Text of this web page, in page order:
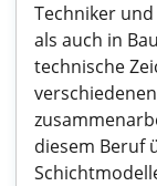
Techniker
als auch in
technische
diesem Beruf